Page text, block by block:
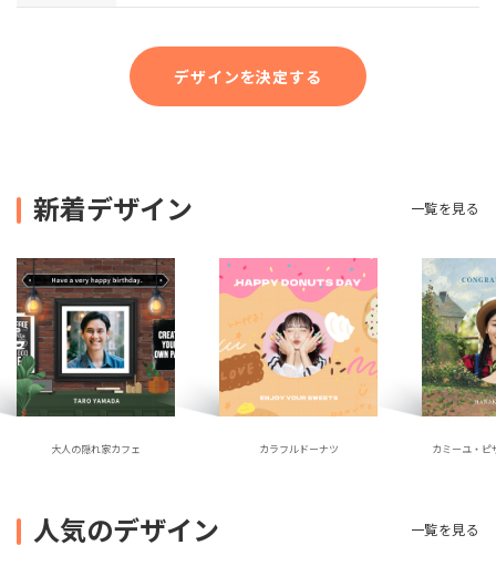
デザインを決定する
新着デザイン 一覧を見る
大人の隠れ家カフェ カラフルドーナツ カミーユ・ピ
人気のデザイン 一覧を見る